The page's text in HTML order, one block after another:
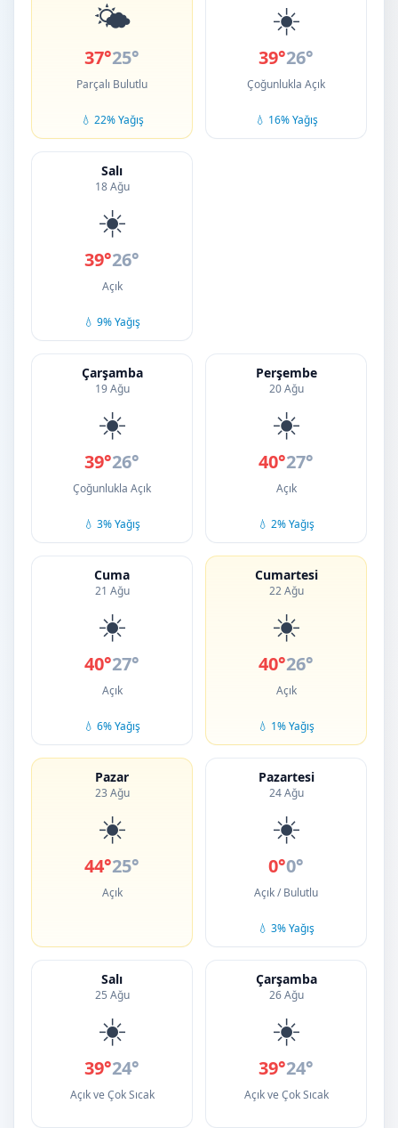
🌤️
37°25°
Parçalı Bulutlu
💧 22% Yağış
☀️
39°26°
Çoğunlukla Açık
💧 16% Yağış
Salı
18 Ağu
☀️
39°26°
Açık
💧 9% Yağış
Çarşamba
19 Ağu
☀️
39°26°
Çoğunlukla Açık
💧 3% Yağış
Perşembe
20 Ağu
☀️
40°27°
Açık
💧 2% Yağış
Cuma
21 Ağu
☀️
40°27°
Açık
💧 6% Yağış
Cumartesi
22 Ağu
☀️
40°26°
Açık
💧 1% Yağış
Pazar
23 Ağu
☀️
44°25°
Açık
Pazartesi
24 Ağu
☀️
0°0°
Açık / Bulutlu
💧 3% Yağış
Salı
25 Ağu
☀️
39°24°
Açık ve Çok Sıcak
Çarşamba
26 Ağu
☀️
39°24°
Açık ve Çok Sıcak